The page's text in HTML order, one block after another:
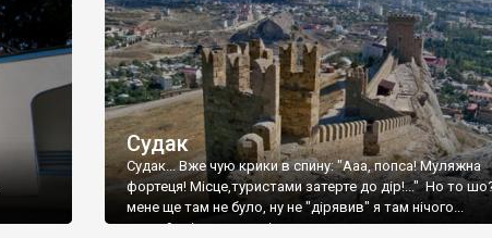
Судак
Судак... Вже чую крики в спину: "Ааа, попса! Муляжна
фортеця! Місце,туристами затерте до дір!..." Но то
мене ще там не було, ну не "дірявив" я там нічого...
принаймні до цього літа.